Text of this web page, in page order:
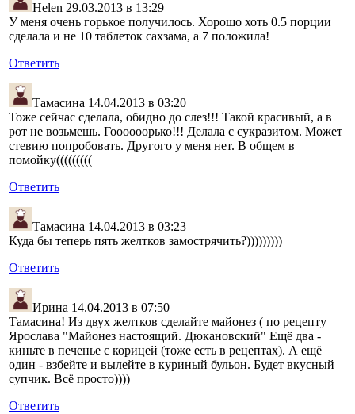
Helen 29.03.2013 в 13:29
У меня очень горькое получилось. Хорошо хоть 0.5 порции
сделала и не 10 таблеток сахзама, а 7 положила!
Ответить
Тамасина 14.04.2013 в 03:20
Тоже сейчас сделала, обидно до слез!!! Такой красивый, а в
рот не возьмешь. Гоооооорько!!! Делала с сукразитом. Может
стевию попробовать. Другого у меня нет. В общем в
помойку(((((((((
Ответить
Тамасина 14.04.2013 в 03:23
Куда бы теперь пять желтков замострячить?)))))))))
Ответить
Ирина 14.04.2013 в 07:50
Тамасина! Из двух желтков сделайте майонез ( по рецепту
Ярослава "Майонез настоящий. Дюкановский" Ещё два -
киньте в печенье с корицей (тоже есть в рецептах). А ещё
один - взбейте и вылейте в куриный бульон. Будет вкусный
супчик. Всё просто))))
Ответить